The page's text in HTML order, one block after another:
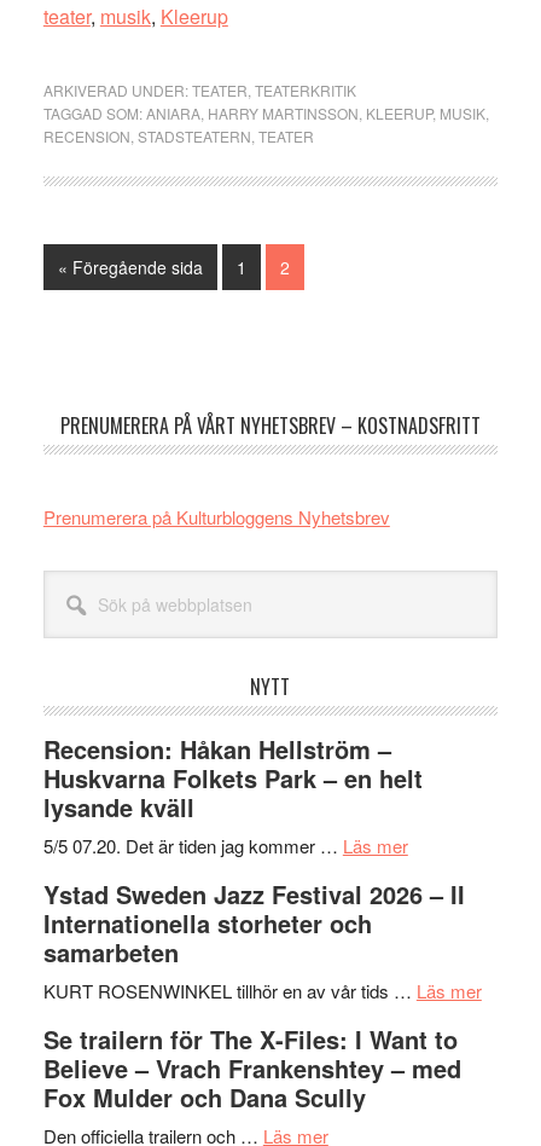
teater, musik, Kleerup
ARKIVERAD UNDER:TEATER TEATERKRITIK
TAGGAD SOM:ANIARA, HARRY MARTINSSON KLEERUP, MUSIK,
RECENSION STADSTEATERN TEATER
« Go
to
Föregående sida Sida
1 Sida
2
PRENUMERERA PÅ VÅRT NYHETSBREV – KOSTNADSFRITT
Prenumerera på Kulturbloggens Nyhetsbrev
webbplatsen
NYTT
Recension: Håkan Hellström –
Huskvarna Folkets Park – en helt
lysande kväll
5/5 07.20. Det är tiden jag kommer … Läs merom
Håkan
Huskvarna
Park
–
Ystad Sweden Jazz Festival 2026 – II
Internationella storheter och
samarbeten
KURT ROSENWINKEL tillhör en av vår tids … Läs merom
Se trailern för The X-Files: I Want to
Believe – Vrach Frankenshtey – med
Fox Mulder och Dana Scully
Den officiella trailern och … Läs merom